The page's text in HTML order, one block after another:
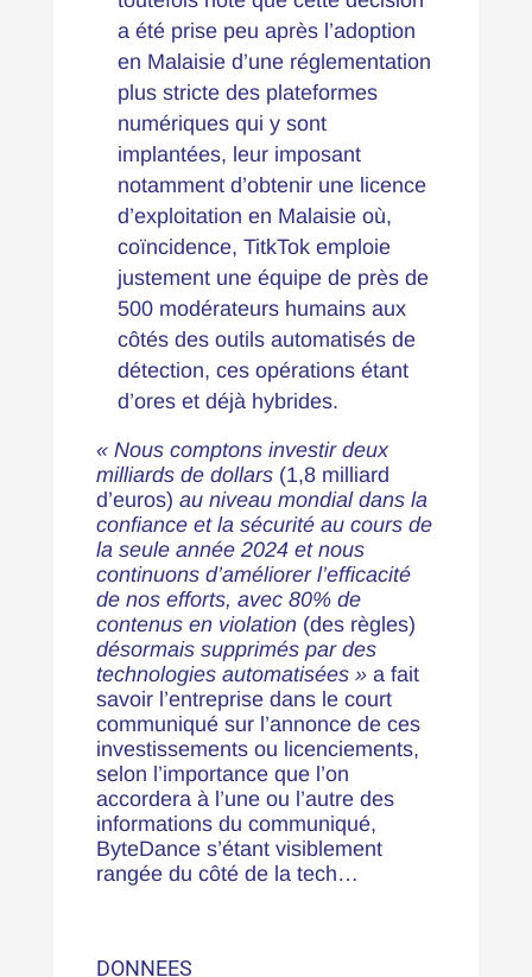
a été prise peu après l’adoption
en Malaisie d’une réglementation
plus stricte des plateformes
numériques qui y sont
implantées, leur imposant
notamment d’obtenir une licence
d’exploitation en Malaisie où,
coïncidence, TitkTok emploie
justement une équipe de près de
500 modérateurs humains aux
côtés des outils automatisés de
détection, ces opérations étant
d’ores et déjà hybrides.
« Nous comptons investir deux
milliards de dollars(1,8 milliard
d’euros) au niveau mondial dans la
confiance et la sécurité au cours de
la seule année 2024 et nous
continuons d’améliorer l’efficacité
de nos efforts, avec 80% de
contenus en violation(des règles)
désormais supprimés par des
technologies automatisées »a fait
savoir l’entreprise dans le court
communiqué sur l’annonce de ces
investissements ou licenciements,
selon l’importance que l’on
accordera à l’une ou l’autre des
informations du communiqué,
ByteDance s’étant visiblement
rangée du côté de la tech…
DONNEES